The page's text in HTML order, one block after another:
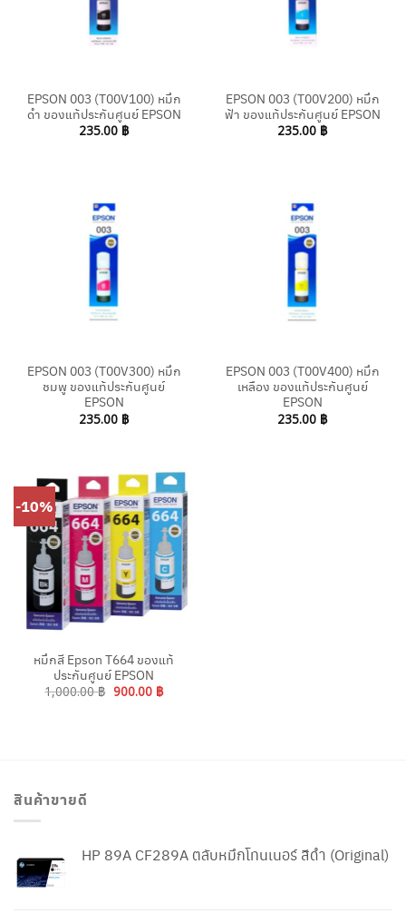
EPSON 003 (T00V100) หมึก
ดำ ของแท้ประกันศูนย์ EPSON
235.00 ฿
EPSON 003 (T00V200) หมึก
ฟ้า ของแท้ประกันศูนย์ EPSON
235.00 ฿
EPSON 003 (T00V300) หมึก
ชมพู ของแท้ประกันศูนย์
EPSON
235.00 ฿
EPSON 003 (T00V400) หมึก
เหลือง ของแท้ประกันศูนย์
EPSON
235.00 ฿
-10%
หมึกสี Epson T664 ของแท้
ประกันศูนย์ EPSON
1,000.00฿ Original
900.00 ฿Current
สินค้าขายดี
HP 89A CF289A ตลับหมึกโทนเนอร์ สีดำ (Original)